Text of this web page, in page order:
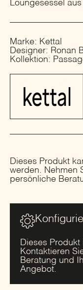
Loungesessel
Marke: Kettal
Designer: Ronan
Kollektion:
Dieses Produkt
werden. Nehmen
persönliche
Dieses
Kontaktieren
Beratung und
Angebot.